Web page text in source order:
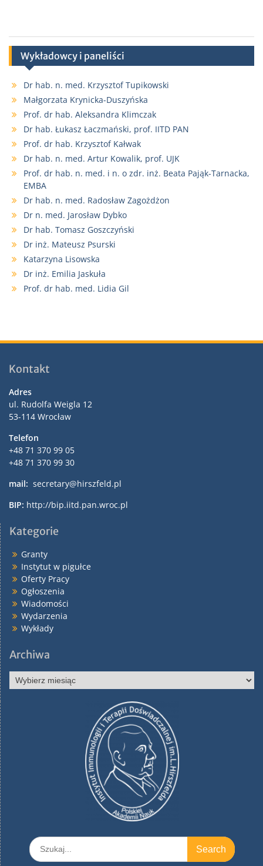
Wykładowcy i paneliści
Dr hab. n. med. Krzysztof Tupikowski
Małgorzata Krynicka-Duszyńska
Prof. dr hab. Aleksandra Klimczak
Dr hab. Łukasz Łaczmański, prof. IITD PAN
Prof. dr hab. Krzysztof Kałwak
Dr hab. n. med. Artur Kowalik, prof. UJK
Prof. dr hab. n. med. i n. o zdr. inż. Beata Pająk-Tarnacka,
EMBA
Dr hab. n. med. Radosław Zagożdżon
Dr n. med. Jarosław Dybko
Dr hab. Tomasz Goszczyński
Dr inż. Mateusz Psurski
Katarzyna Lisowska
Dr inż. Emilia Jaskuła
Prof. dr hab. med. Lidia Gil
Kontakt
Adres
ul. Rudolfa Weigla 12
53-114 Wrocław
Telefon
+48 71 370 99 05
+48 71 370 99 30
mail: secretary@hirszfeld.pl
BIP: http://bip.iitd.pan.wroc.pl
Kategorie
Granty
Instytut w pigułce
Oferty Pracy
Ogłoszenia
Wiadomości
Wydarzenia
Wykłady
Archiwa
Archiwa
Search
for: